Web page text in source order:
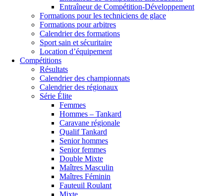
Entraîneur de Compétition-Développement
Formations pour les techniciens de glace
Formations pour arbitres
Calendrier des formations
Sport sain et sécuritaire
Location d’équipement
Compétitions
Résultats
Calendrier des championnats
Calendrier des régionaux
Série Élite
Femmes
Hommes – Tankard
Caravane régionale
Qualif Tankard
Senior hommes
Senior femmes
Double Mixte
Maîtres Masculin
Maîtres Féminin
Fauteuil Roulant
Mixte